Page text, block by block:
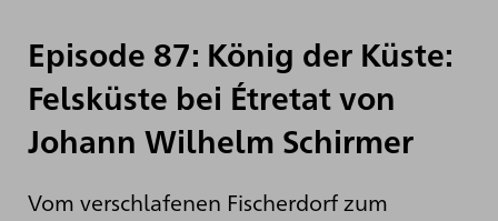
Episode 87: König der Küste:
Felsküste bei Étretat von
Johann Wilhelm Schirmer
Vom verschlafenen Fischerdorf zum